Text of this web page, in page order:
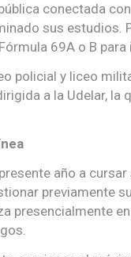
conectada
sus estudios.
69A o B
policial y liceo
a la Udelar, la
año a cursar
previamente
presencialmente